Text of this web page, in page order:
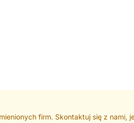
firm. Skontaktuj się z nami,